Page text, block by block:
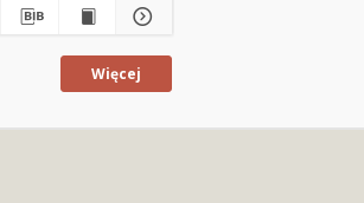
Więcej